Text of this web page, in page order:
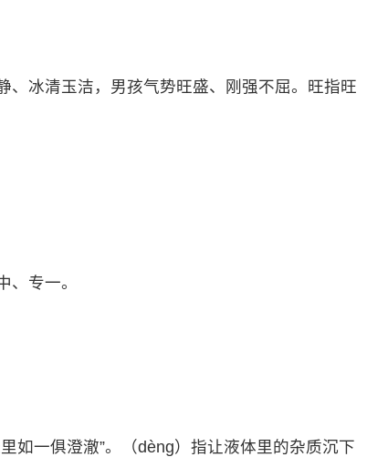
、冰清玉洁，男孩气势旺盛、刚强不屈。旺指旺
专一。
如一俱澄澈”。（dèng）指让液体里的杂质沉下